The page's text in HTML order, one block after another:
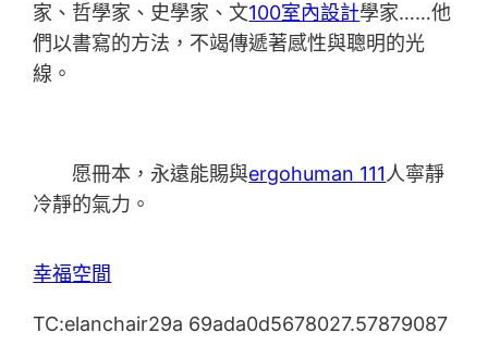
家、哲學家、史學家、文100室內設計學家……他
們以書寫的方法，不竭傳遞著感性與聰明的光
線。
愿冊本，永遠能賜與ergohuman 111人寧靜
冷靜的氣力。
幸福空間
TC:elanchair29a 69ada0d5678027.57879087